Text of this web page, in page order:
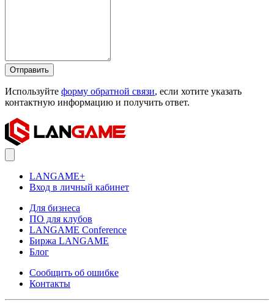
Отправить
Используйте форму обратной связи, если хотите указать
контактную информацию и получить ответ.
LANGAME+
Вход в личный кабинет
Для бизнеса
ПО для клубов
LANGAME Conference
Биржа LANGAME
Блог
Сообщить об ошибке
Контакты